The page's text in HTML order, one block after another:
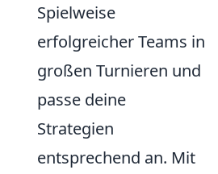
Spielweise
erfolgreicher Teams in
großen Turnieren und
passe deine
Strategien
entsprechend an. Mit